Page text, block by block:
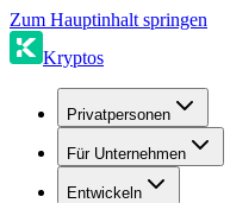
Zum Hauptinhalt springen
Kryptos
Privatpersonen
Für Unternehmen
Entwickeln